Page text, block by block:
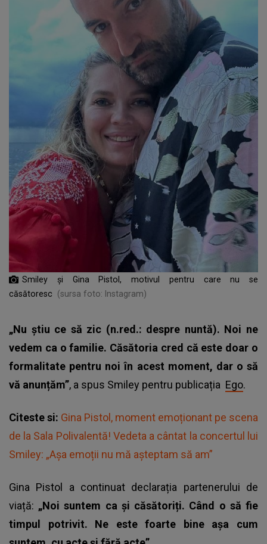
Smiley și Gina Pistol, motivul pentru care nu se
căsătoresc
(sursa foto: Instagram)
„Nu știu ce să zic (n.red.: despre nuntă). Noi ne
vedem ca o familie. Căsătoria cred că este doar o
formalitate pentru noi în acest moment, dar o să
vă anunțăm”, a spus Smiley pentru publicația Ego.
Citeste si: Gina Pistol, moment emoționant pe scena
de la Sala Polivalentă! Vedeta a cântat la concertul lui
Smiley: „Așa emoții nu mă așteptam să am”
Gina Pistol a continuat declarația partenerului de
viață: „Noi suntem ca și căsătoriți. Când o să fie
timpul potrivit. Ne este foarte bine așa cum